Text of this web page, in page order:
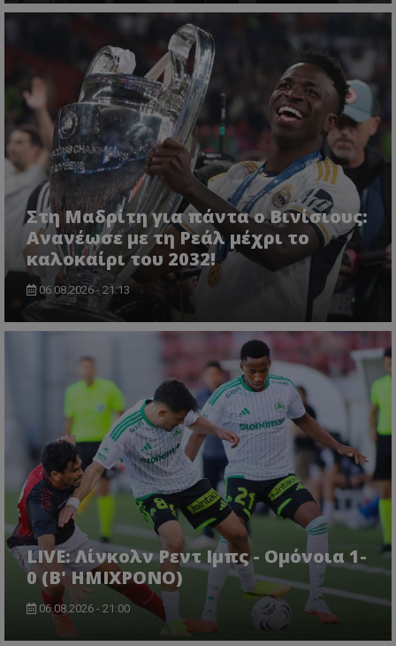
Στη Μαδρίτη για πάντα ο Βινίσιους:
Ανανέωσε με τη Ρεάλ μέχρι το
καλοκαίρι του 2032!
06.08.2026 - 21:13
LIVE: Λίνκολν Ρεντ Ιμπς - Ομόνοια 1-
0 (Β' ΗΜΙΧΡΟΝΟ)
06.08.2026 - 21:00